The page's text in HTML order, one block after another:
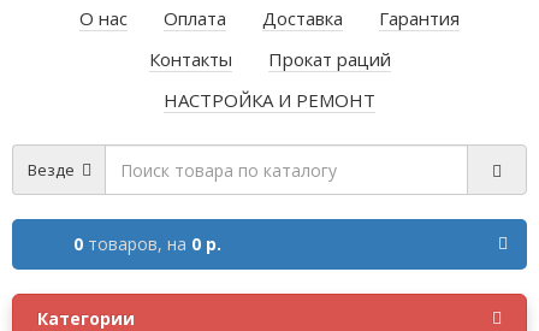
О нас Оплата Доставка
Гарантия
Контакты
Прокат раций
НАСТРОЙКА И РЕМОНТ
Везде
0 товаров, на 0 р.
Категории